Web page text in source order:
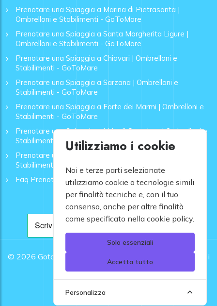
Prenotare una Spiaggia a Marina di Pietrasanta |
Ombrelloni e Stabilimenti - GoToMare
Prenotare una Spiaggia a Santa Margherita Ligure |
Ombrelloni e Stabilimenti - GoToMare
Prenotare una Spiaggia a Chiavari | Ombrelloni e
Stabilimenti - GoToMare
Prenotare una Spiaggia a Sarzana | Ombrelloni e
Stabilimenti - GoToMare
Prenotare una Spiaggia a Forte dei Marmi | Ombrelloni e
Stabilimenti - GoToMare
Prenotare una Spiaggia a Lido di Camaiore | Ombrelloni e
Stabilimenti - GoToMare
Prenotare una Spiaggia a Rapallo | Ombrelloni e
Stabilimenti - GoToMare
Faq Prenotazione Spiagge
© 2026 Gotomare srl - Partita IVA 12948810960 .
Tutti i
diritti riservati.
Utilizziamo i cookie
Noi e terze parti selezionate
utilizziamo cookie o tecnologie simili
per finalità tecniche e, con il tuo
consenso, anche per altre finalità
come specificato nella cookie policy.
Solo essenziali
Accetta tutto
Personalizza